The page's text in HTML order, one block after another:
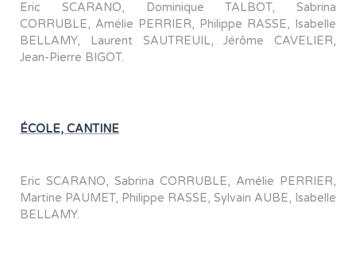
Eric SCARANO, Dominique TALBOT, Sabrina
CORRUBLE, Amélie PERRIER, Philippe RASSE, Isabelle
BELLAMY, Laurent SAUTREUIL, Jérôme CAVELIER,
Jean-Pierre BIGOT.
ÉCOLE, CANTINE
Eric SCARANO, Sabrina CORRUBLE, Amélie PERRIER,
Martine PAUMET, Philippe RASSE, Sylvain AUBE, Isabelle
BELLAMY.